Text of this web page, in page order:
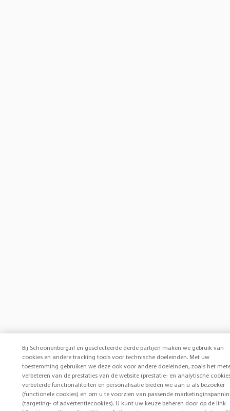
Bij Schoonenberg.nl en geselecteerde derde partijen maken we gebruik van
cookies en andere tracking tools voor technische doeleinden. Met uw
toestemming gebruiken we deze ook voor andere doeleinden, zoals het
verbeteren van de prestaties van de website (prestatie- en analytische
verbeterde functionaliteiten en personalisatie bieden we aan u als bezoeker
(functionele cookies) en om u te voorzien van passende
(targeting- of advertentiecookies). U kunt uw keuze beheren door op de link